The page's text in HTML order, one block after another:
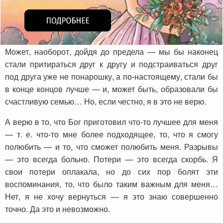
Может, наоборот, дойдя до предела — мы бы наконец
стали притираться друг к другу и подстраиваться друг
под друга уже не понарошку, а по-настоящему, стали бы
в конце концов лучше — и, может быть, образовали бы
счастливую семью… Но, если честно, я в это не верю.
А верю в то, что Бог приготовил что-то лучшее для меня
— т. е. что-то мне более подходящее, то, что я смогу
полюбить — и то, что сможет полюбить меня. Разрывы
— это всегда больно. Потери — это всегда скорбь. Я
свои потери оплакала, но до сих пор болят эти
воспоминания, то, что было таким важным для меня…
Нет, я не хочу вернуться — я это знаю совершенно
точно. Да это и невозможно.